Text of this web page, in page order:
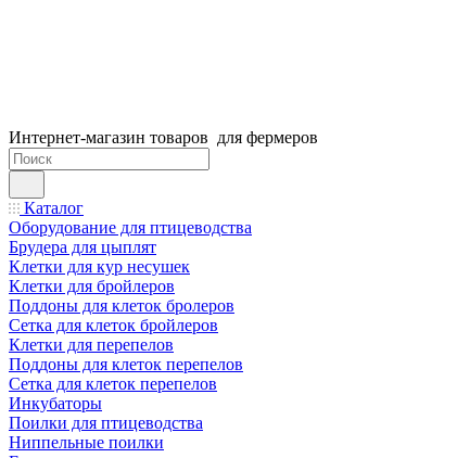
Интернет-магазин товаров для фермеров
Каталог
Оборудование для птицеводства
Брудера для цыплят
Клетки для кур несушек
Клетки для бройлеров
Поддоны для клеток бролеров
Сетка для клеток бройлеров
Клетки для перепелов
Поддоны для клеток перепелов
Сетка для клеток перепелов
Инкубаторы
Поилки для птицеводства
Ниппельные поилки